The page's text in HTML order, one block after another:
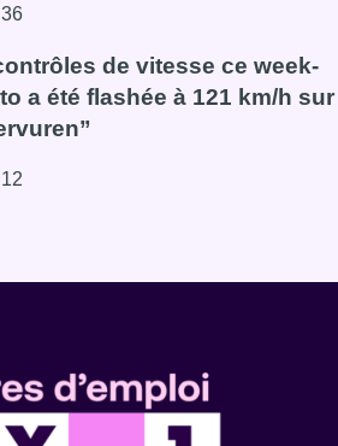
Bart Hanssens recense des
de vitesse ce week-
a été flashée à 121 km/h sur
de contrôles de vitesse ce week-